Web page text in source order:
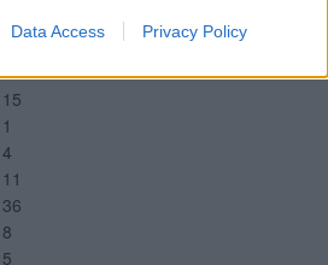
Data Access Privacy Policy
13
15
1
4
11
36
8
5